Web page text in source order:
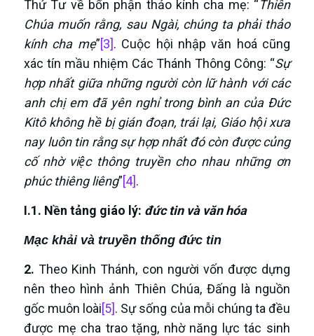
Thứ Tư về bổn phận thảo kính cha mẹ: “Thiên
Chúa muốn rằng, sau Ngài, chúng ta phải thảo
kính cha mẹ”[3]. Cuộc hội nhập văn hoá cũng
xác tín mầu nhiệm Các Thánh Thông Công: “Sự
hợp nhất giữa những người còn lữ hành với các
anh chị em đã yên nghỉ trong bình an của Đức
Kitô không hề bị gián đoạn, trái lại, Giáo hội xưa
nay luôn tin rằng sự hợp nhất đó còn được củng
cố nhờ việc thông truyền cho nhau những ơn
phúc thiêng liêng”[4].
I.1. Nền tảng giáo lý: đức tin và văn hóa
Mạc khải và truyền thống đức tin
2. Theo Kinh Thánh, con người vốn được dựng
nên theo hình ảnh Thiên Chúa, Đấng là nguồn
gốc muôn loài[5]. Sự sống của mỗi chúng ta đều
được mẹ cha trao tặng, nhờ năng lực tác sinh